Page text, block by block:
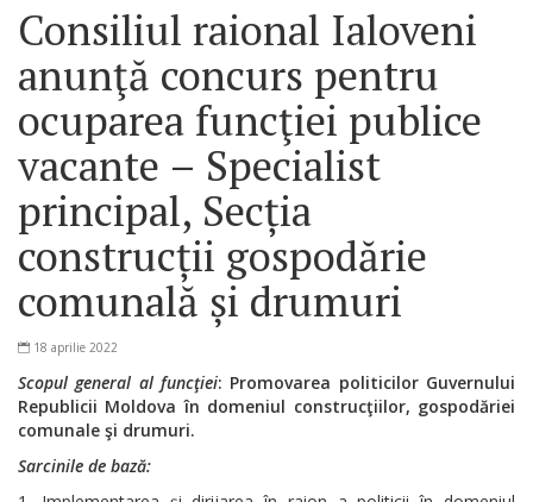
Consiliul raional Ialoveni
anunţă concurs pentru
ocuparea funcţiei publice
vacante – Specialist
principal, Secția
construcții gospodărie
comunală și drumuri
18 aprilie 2022
Scopul general al funcţiei: Promovarea politicilor Guvernului
Republicii Moldova în domeniul construcţiilor, gospodăriei
comunale şi drumuri.
Sarcinile de bază: